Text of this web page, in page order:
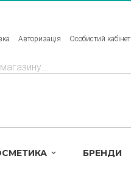
Авторизація Особистий кабінет
БРЕНДИ